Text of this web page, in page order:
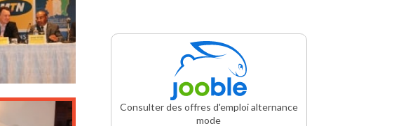
Consulter des offres d'emploi alternance
mode